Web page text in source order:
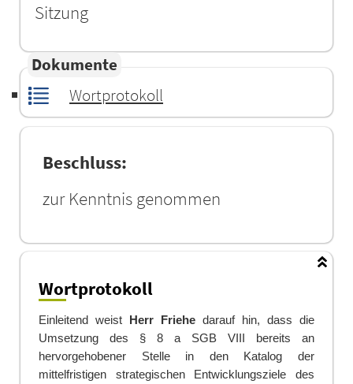
Sitzung
Dokumente
Wortprotokoll
Beschluss:
zur Kenntnis genommen
Wortprotokoll
Einleitend weist Herr Friehe darauf hin, dass die
Umsetzung des § 8 a SGB VIII bereits an
hervorgehobener Stelle in den Katalog der
mittelfristigen strategischen Entwicklungsziele des